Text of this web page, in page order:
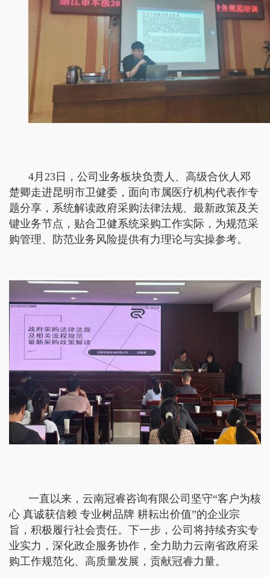
4月23日，公司业务板块负责人、高级合伙人邓
楚卿走进昆明市卫健委，面向市属医疗机构代表作专
题分享，系统解读政府采购法律法规、最新政策及关
键业务节点，贴合卫健系统采购工作实际，为规范采
购管理、防范业务风险提供有力理论与实操参考。
一直以来，云南冠睿咨询有限公司坚守“客户为核
心 真诚获信赖 专业树品牌 耕耘出价值”的企业宗
旨，积极履行社会责任。下一步，公司将持续夯实专
业实力，深化政企服务协作，全力助力云南省政府采
购工作规范化、高质量发展，贡献冠睿力量。